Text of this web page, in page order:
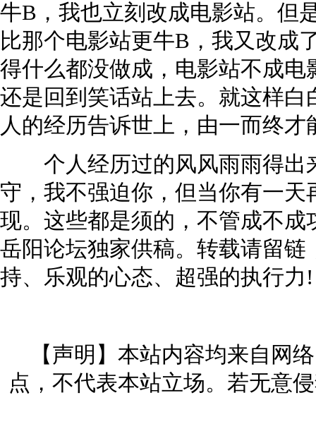
牛B，我也立刻改成电影站。但
比那个电影站更牛B，我又改成
得什么都没做成，电影站不成
还是回到笑话站上去。就这样
人的经历告诉世上，由一而终才
个人经历过的风风雨雨得出
守，我不强迫你，但当你有一
现。这些都是须的，不管成不成
岳阳论坛独家供稿。转载请留
持、乐观的心态、超强的执行力!
【声明】本站内容均来自网
点，不代表本站立场。若无意